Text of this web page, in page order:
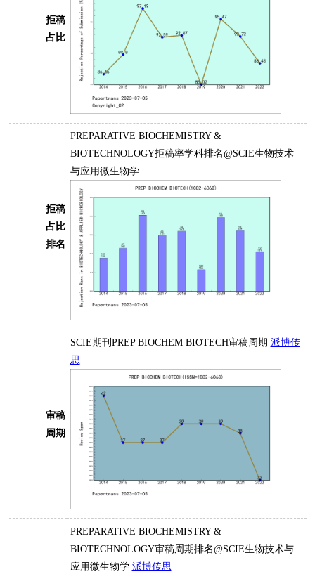
拒稿
占比
拒稿
占比
排名
PREPARATIVE BIOCHEMISTRY &
BIOTECHNOLOGY拒稿率学科排名@SCIE生物技术
与应用微生物学
审稿
周期
SCIE期刊PREP BIOCHEM BIOTECH审稿周期 派博传
思
PREPARATIVE BIOCHEMISTRY &
BIOTECHNOLOGY审稿周期排名@SCIE生物技术与
应用微生物学 派博传思